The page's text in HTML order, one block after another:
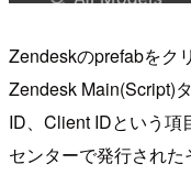
Zendeskのprefabをク
Zendesk Main(Script)
ID、Client IDという項
センターで発行された